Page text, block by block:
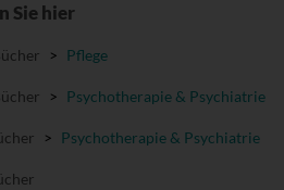
Sie hier
> Pflege
> Psychotherapie & Psychiatrie
> Psychotherapie & Psychiatrie